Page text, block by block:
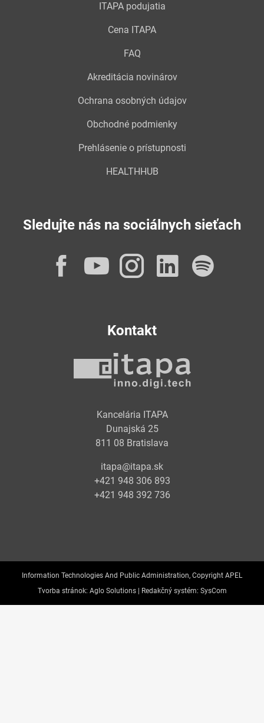
ITAPA podujatia
Cena ITAPA
FAQ
Akreditácia novinárov
Ochrana osobných údajov
Obchodné podmienky
Prehlásenie o prístupnosti
HEALTHHUB
Sledujte nás na sociálnych sieťach
Facebook
YouTube
Instagram
Kontakt
Kancelária ITAPA
Dunajská 25
811 08 Bratislava
itapa@itapa.sk
+421 948 306 893
+421 948 392 736
Information Technologies And Public Administration, Copyright APEL
Tvorba stránok: Aglo Solutions | Redakčný systém: SysCom